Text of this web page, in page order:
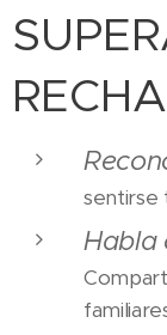
sentirse
Habla